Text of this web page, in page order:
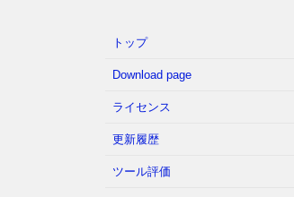
トップ
Download page
ライセンス
更新履歴
ツール評価